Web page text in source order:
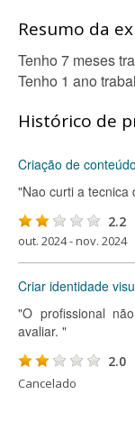
Resumo da
Tenho 7 meses
Tenho 1 ano
Histórico de
Criação de
"Nao curti a tecnica
2.2
out. 2024 - nov. 2024
Criar identidade
"O profissional
avaliar. "
2.0
Cancelado